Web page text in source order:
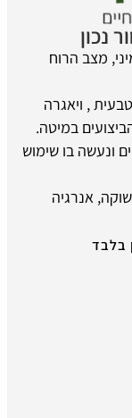
נכון
מצב הרוח
, ויאגרה
במיטה.
ונעשה בו שימוש
אנרגיה
בלבד